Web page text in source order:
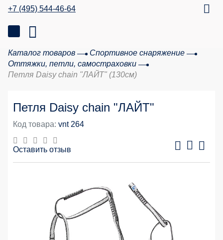
+7 (495) 544-46-64
Каталог товаров
Спортивное снаряжение
Оттяжки, петли, самостраховки
Петля Daisy chain "ЛАЙТ" (130см)
Петля Daisy chain "ЛАЙТ"
Код товара: vnt 264
Оставить отзыв